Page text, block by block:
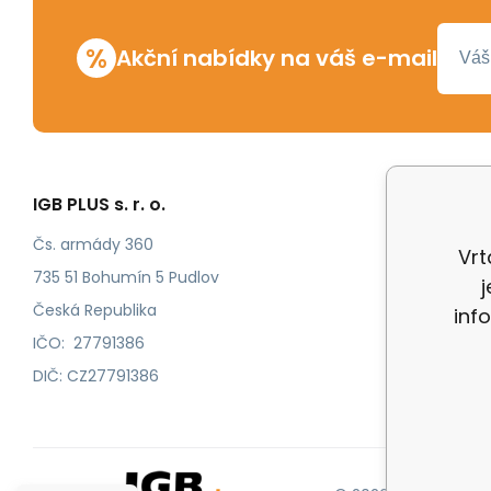
% Akční nabídky na váš e-mail
IGB PLUS s. r. o.
Čs. armády 360
735 51 Bohumín 5 Pudlov
Česká Republika
IČO: 27791386
DIČ: CZ27791386